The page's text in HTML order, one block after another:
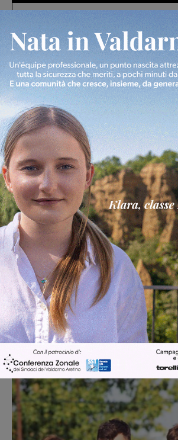
Piscina di Figline finanziata oltre
Pnrr, il gruppo di Fratelli d’Italia:
ringraziamento al Governo”
Cronaca 3 Agosto 2026
Scomparso da una struttura di
Fiorentino l’uomo che aveva
Levane nel 2020
Cronaca 4 Agosto 2026
Un anno fa la strage in A1 in cui
Gianni, Giulia e Franco. Lo
processo, lo stop ai sorpassi fra
Articolo precedente
Campionato italiano paratrap a
Laterina, quarantotto i titarori che si
sono dati battaglia
Un primo
per la
Ultime Notizie